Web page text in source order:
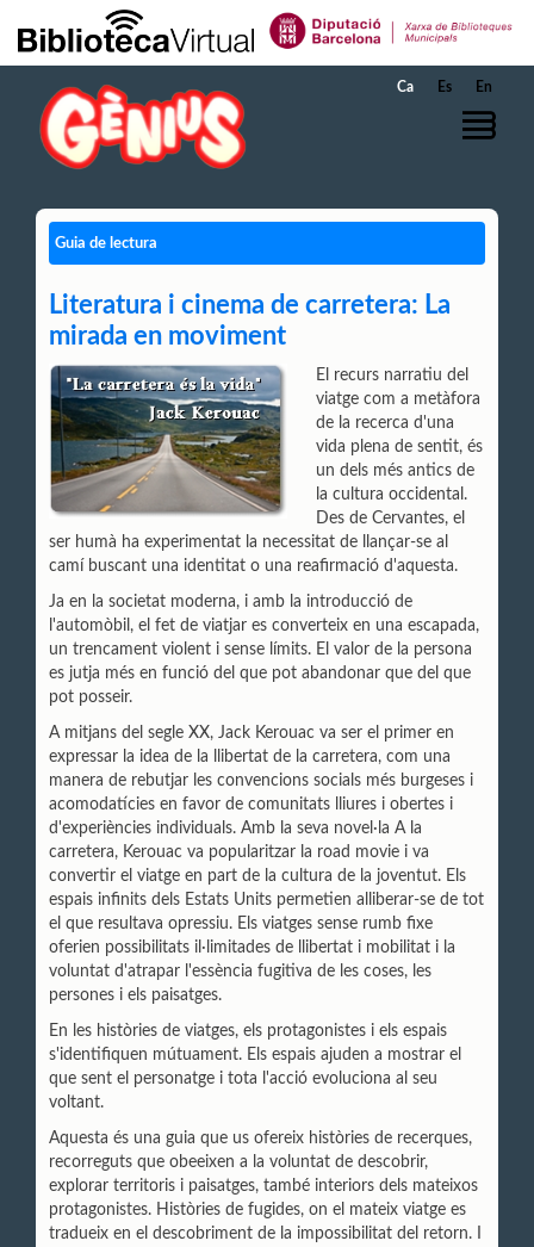
Salta al contingut principal
Ca Es En
Guia de lectura
Literatura i cinema de carretera: La
mirada en moviment
El recurs narratiu del
viatge com a metàfora
de la recerca d'una
vida plena de sentit, és
un dels més antics de
la cultura occidental.
Des de Cervantes, el
ser humà ha experimentat la necessitat de llançar-se al
camí buscant una identitat o una reafirmació d'aquesta.
Ja en la societat moderna, i amb la introducció de
l'automòbil, el fet de viatjar es converteix en una escapada,
un trencament violent i sense límits. El valor de la persona
es jutja més en funció del que pot abandonar que del que
pot posseir.
A mitjans del segle XX, Jack Kerouac va ser el primer en
expressar la idea de la llibertat de la carretera, com una
manera de rebutjar les convencions socials més burgeses i
acomodatícies en favor de comunitats lliures i obertes i
d'experiències individuals. Amb la seva novel·la A la
carretera, Kerouac va popularitzar la road movie i va
convertir el viatge en part de la cultura de la joventut. Els
espais infinits dels Estats Units permetien alliberar-se de tot
el que resultava opressiu. Els viatges sense rumb fixe
oferien possibilitats il·limitades de llibertat i mobilitat i la
voluntat d'atrapar l'essència fugitiva de les coses, les
persones i els paisatges.
En les històries de viatges, els protagonistes i els espais
s'identifiquen mútuament. Els espais ajuden a mostrar el
que sent el personatge i tota l'acció evoluciona al seu
voltant.
Aquesta és una guia que us ofereix històries de recerques,
recorreguts que obeeixen a la voluntat de descobrir,
explorar territoris i paisatges, també interiors dels mateixos
protagonistes. Històries de fugides, on el mateix viatge es
tradueix en el descobriment de la impossibilitat del retorn. I